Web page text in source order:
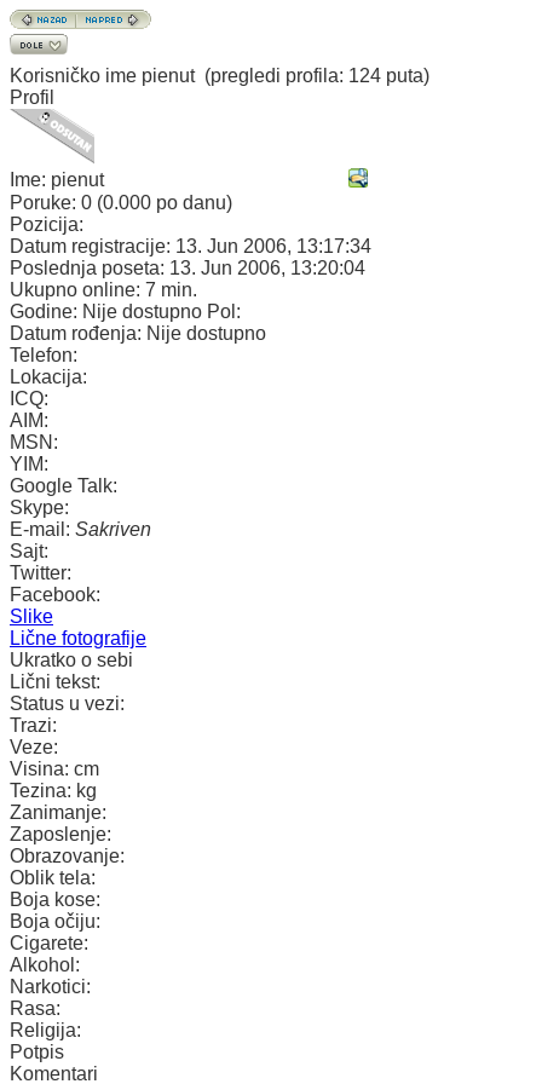
Korisničko ime pienut (pregledi profila: 124 puta)
Profil
Ime: pienut
Poruke: 0 (0.000 po danu)
Pozicija:
Datum registracije: 13. Jun 2006, 13:17:34
Poslednja poseta: 13. Jun 2006, 13:20:04
Ukupno online: 7 min.
Godine: Nije dostupno Pol:
Datum rođenja: Nije dostupno
Telefon:
Lokacija:
ICQ:
AIM:
MSN:
YIM:
Google Talk:
Skype:
E-mail: Sakriven
Sajt:
Twitter:
Facebook:
Slike
Lične fotografije
Ukratko o sebi
Lični tekst:
Status u vezi:
Trazi:
Veze:
Visina: cm
Tezina: kg
Zanimanje:
Zaposlenje:
Obrazovanje:
Oblik tela:
Boja kose:
Boja očiju:
Cigarete:
Alkohol:
Narkotici:
Rasa:
Religija:
Potpis
Komentari